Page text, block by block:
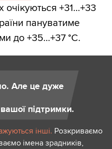
очікуються +31…+33
пануватиме
до +35…+37 °С.
Але це дуже
підтримки.
інші. Розкриваємо
імена зрадників,